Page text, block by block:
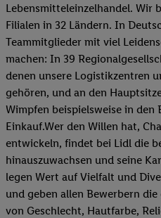
Lebensmitteleinzelhandel. Wir
Filialen in 32 Ländern. In
Teammitglieder mit viel
machen: In 39
denen unsere Logistikzentren
gehören, und an den
Wimpfen beispielsweise in
Einkauf.Wer den Willen hat,
entwickeln, findet bei Lidl die
hinauszuwachsen und seine
legen Wert auf Vielfalt und
und geben allen Bewerbern
von Geschlecht, Hautfarbe,